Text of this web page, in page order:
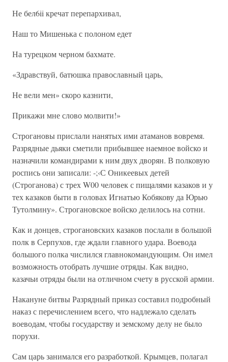
Не бел6ii кречат перепархивал,
Наш то Мишенька с полоном едет
На турецком черном бахмате.
«Здравствуй, батюшка православный царь,
Не вели мен» скоро казнити,
Прикажи мне слово молвити!»
Строгановы прислали нанятых ими атаманов вовремя.
Разрядные дьяки сметили прибывшее наемное войско и
назначили командирами к ним двух дворян. В полковую
роспись они записали: -;‹С Оникеевых детей
(Строганова) с трех W00 человек с пищалями казаков и у
тех казаков быти в головах Игнатью Кобякову да Юрью
Тутолмину». Строгановское войско делилось на сотни.
Как и донцев, строгановских казаков послали в большой
полк в Серпухов, где ждали главного удара. Воевода
большого полка числился главнокомандующим. Он имел
возможность отобрать лучшие отряды. Как видно,
казачьи отряды были на отличном счету в русской армии.
Накануне битвы Разрядный приказ составил подробный
наказ с перечислением всего, что надлежало сделать
воеводам, чтобы государству и земскому делу не было
порухи.
Сам царь занимался его разработкой. Крымцев, полагал